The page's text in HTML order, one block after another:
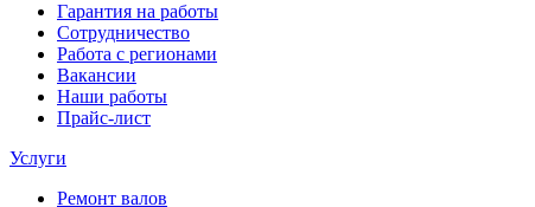
Гарантия на работы
Сотрудничество
Работа с регионами
Вакансии
Наши работы
Прайс-лист
Услуги
Ремонт валов